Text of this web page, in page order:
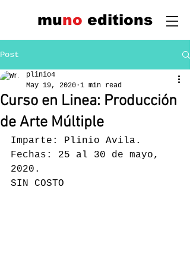
muno editions
Post
Curso en Linea: Producción
de Arte Múltiple
plinio4
May 19, 2020 1 min read
Imparte: Plinio Avila.
Fechas: 25 al 30 de mayo,
2020.
SIN COSTO